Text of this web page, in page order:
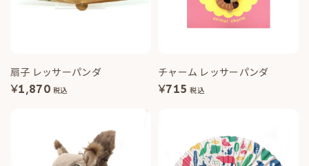
扇子 レッサーパンダ
¥1,870 税込
チャーム レッサーパンダ
¥715 税込